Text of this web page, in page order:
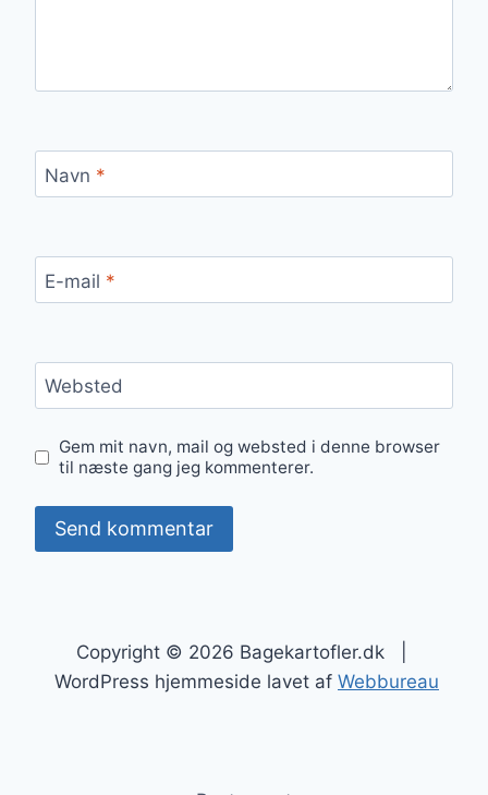
Navn *
E-mail *
Websted
Gem mit navn, mail og websted i denne browser
til næste gang jeg kommenterer.
Copyright © 2026 Bagekartofler.dk |
WordPress hjemmeside lavet af Webbureau